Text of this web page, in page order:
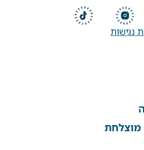
נגישות
מוצלחת